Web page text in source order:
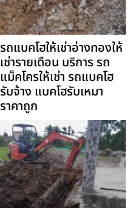
รถแบคโฮให้เช่าอ่างทองให้
เช่ารายเดือน บริการ รถ
แม็คโครให้เช่า รถแบคโฮ
รับจ้าง แบคโฮรับเหมา
ราคาถูก